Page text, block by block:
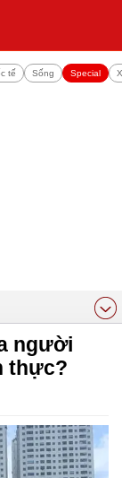
tế Sống Special
người
thực?